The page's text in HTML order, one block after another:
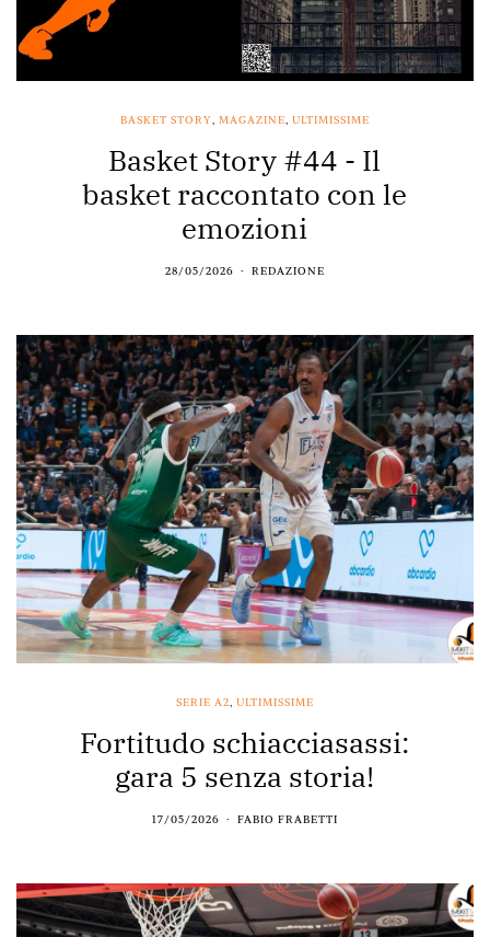
BASKET STORY MAGAZINE ULTIMISSIME
Basket Story #44 - Il
basket raccontato con le
emozioni
28/05/2026 REDAZIONE
SERIE A2 ULTIMISSIME
Fortitudo schiacciasassi:
gara 5 senza storia!
17/05/2026 FABIO FRABETTI